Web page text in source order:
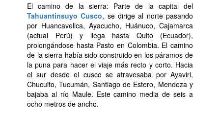
El camino de la sierra: Parte de la capital del
Tahuantinsuyo Cusco, se dirige al norte pasando
por Huancavelica, Ayacucho, Huánuco, Cajamarca
(actual Perú) y llega hasta Quito (Ecuador),
prolongándose hasta Pasto en Colombia. El camino
de la sierra había sido construido en los páramos de
la puna para hacer el viaje más recto y corto. Hacia
el sur desde el cusco se atravesaba por Ayaviri,
Chucuito, Tucumán, Santiago de Estero, Mendoza y
bajaba al río Maule. Este camino media de seis a
ocho metros de ancho.